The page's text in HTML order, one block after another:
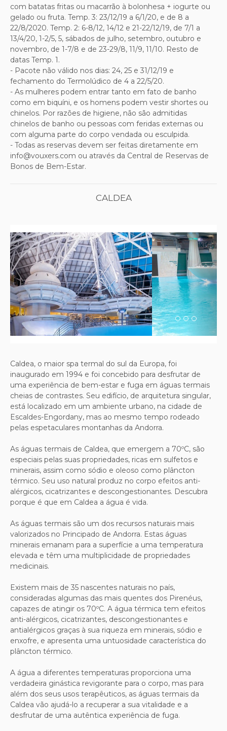
com batatas fritas ou macarrão à bolonhesa + iogurte ou
gelado ou fruta. Temp. 3: 23/12/19 a 6/1/20, e de 8 a
22/8/2020. Temp. 2: 6-8/12, 14/12 e 21-22/12/19, de 7/1 a
13/4/20, 1-2/5, 5, sábados de julho, setembro, outubro e
novembro, de 1-7/8 e de 23-29/8, 11/9, 11/10. Resto de
datas Temp. 1.
- Pacote não válido nos dias: 24, 25 e 31/12/19 e
fechamento do Termolúdico de 4 a 22/5/20.
- As mulheres podem entrar tanto em fato de banho
como em biquíni, e os homens podem vestir shortes ou
chinelos. Por razões de higiene, não são admitidas
chinelos de banho ou pessoas com feridas externas ou
com alguma parte do corpo vendada ou esculpida.
- Todas as reservas devem ser feitas diretamente em
info@vouxers.com ou através da Central de Reservas de
Bonos de Bem-Estar.
CALDEA
Previous Next
Caldea, o maior spa termal do sul da Europa, foi
inaugurado em 1994 e foi concebido para desfrutar de
uma experiência de bem-estar e fuga em águas termais
cheias de contrastes. Seu edifício, de arquitetura singular,
está localizado em um ambiente urbano, na cidade de
Escaldes-Engordany, mas ao mesmo tempo rodeado
pelas espetaculares montanhas da Andorra.
As águas termais de Caldea, que emergem a 70ºC, são
especiais pelas suas propriedades, ricas em sulfetos e
minerais, assim como sódio e oleoso como plâncton
térmico. Seu uso natural produz no corpo efeitos anti-
alérgicos, cicatrizantes e descongestionantes. Descubra
porque é que em Caldea a água é vida.
As águas termais são um dos recursos naturais mais
valorizados no Principado de Andorra. Estas águas
minerais emanam para a superfície a uma temperatura
elevada e têm uma multiplicidade de propriedades
medicinais.
Existem mais de 35 nascentes naturais no país,
consideradas algumas das mais quentes dos Pirenéus,
capazes de atingir os 70ºC. A água térmica tem efeitos
anti-alérgicos, cicatrizantes, descongestionantes e
antialérgicos graças à sua riqueza em minerais, sódio e
enxofre, e apresenta uma untuosidade característica do
plâncton térmico.
A água a diferentes temperaturas proporciona uma
verdadeira ginástica revigorante para o corpo, mas para
além dos seus usos terapêuticos, as águas termais da
Caldea vão ajudá-lo a recuperar a sua vitalidade e a
desfrutar de uma autêntica experiência de fuga.